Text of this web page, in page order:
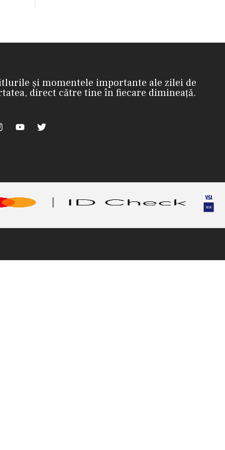
și momentele importante ale zilei de
direct către tine în fiecare dimineață.